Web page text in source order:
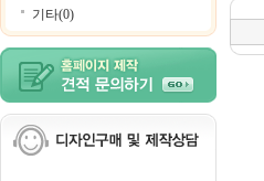
기타(0)